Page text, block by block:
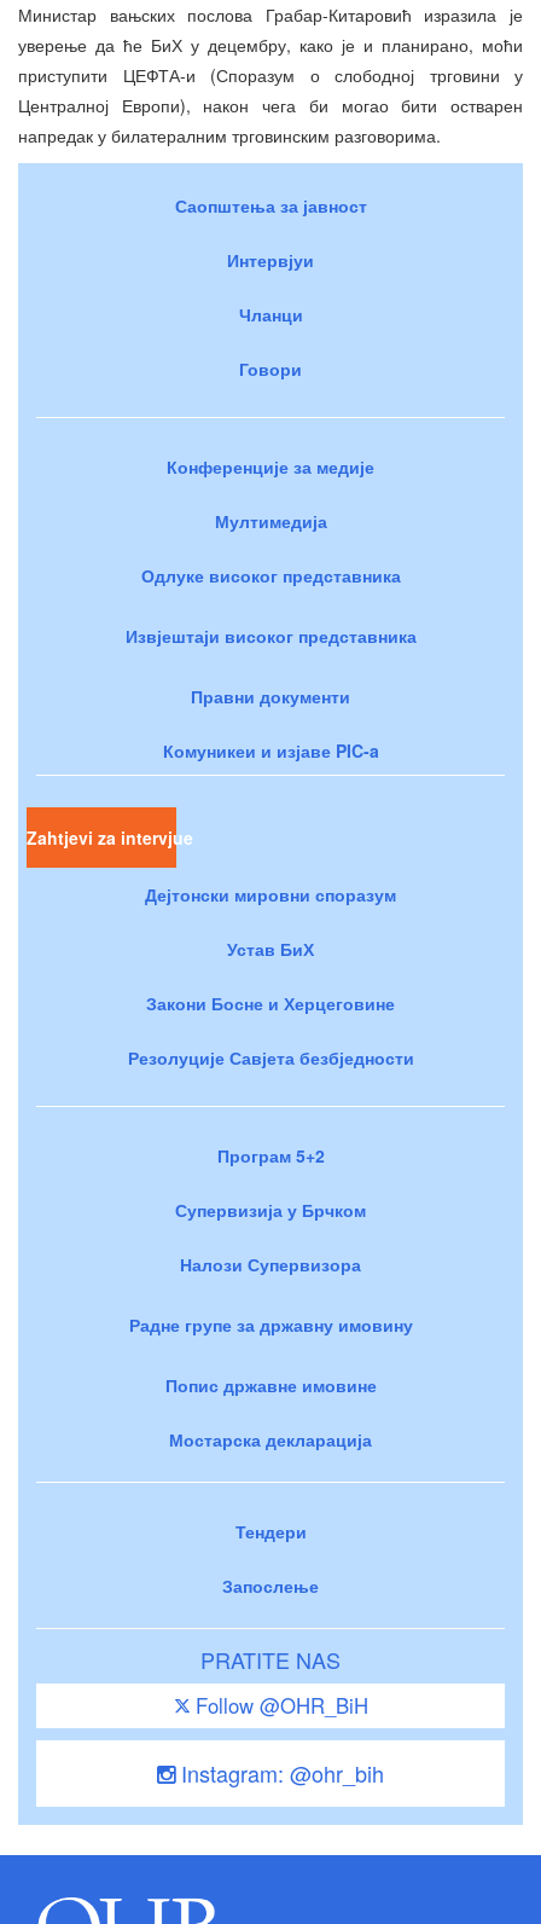
Министар вањских послова Грабар-Китаровић изразила је
уверење да ће БиХ у децембру, како је и планирано, моћи
приступити ЦЕФТА-и (Споразум о слободној трговини у
Централној Европи), након чега би могао бити остварен
напредак у билатералним трговинским разговорима.
Саопштења за јавност
Интервјуи
Чланци
Говори
Конференције за медије
Мултимедија
Одлуке високог представника
Извјештаји високог представника
Правни документи
Комуникеи и изјаве PIC-a
Zahtjevi za intervjue
Дејтонски мировни споразум
Устав БиХ
Закони Босне и Херцеговине
Резолуције Савјета безбједности
Програм 5+2
Супервизија у Брчком
Налози Супервизора
Радне групе за државну имовину
Попис државне имовине
Мостарска декларација
Тендери
Запослење
PRATITE NAS
Follow @OHR_BiH
Instagram: @ohr_bih